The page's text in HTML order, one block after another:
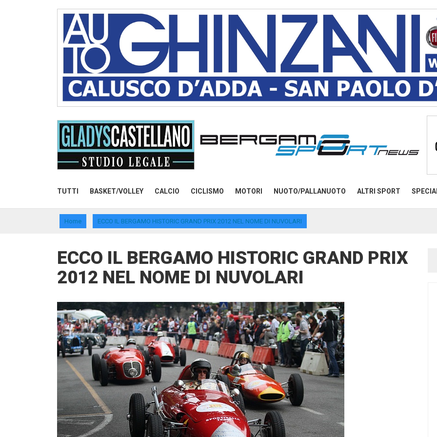
TUTTI BASKET/VOLLEY CALCIO CICLISMO MOTORI NUOTO/PALLANUOTO ALTRI SPORT
Home ECCO IL BERGAMO HISTORIC GRAND PRIX 2012 NEL NOME DI NUVOLARI
ECCO IL BERGAMO HISTORIC GRAND PRIX
2012 NEL NOME DI NUVOLARI